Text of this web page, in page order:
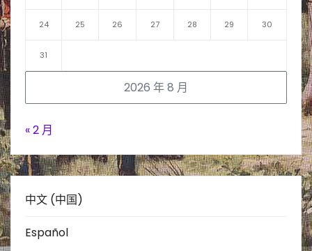
2026 年 8 月
24 25 26 27 28 29 30
31
« 2 月
中文 (中国)
Español